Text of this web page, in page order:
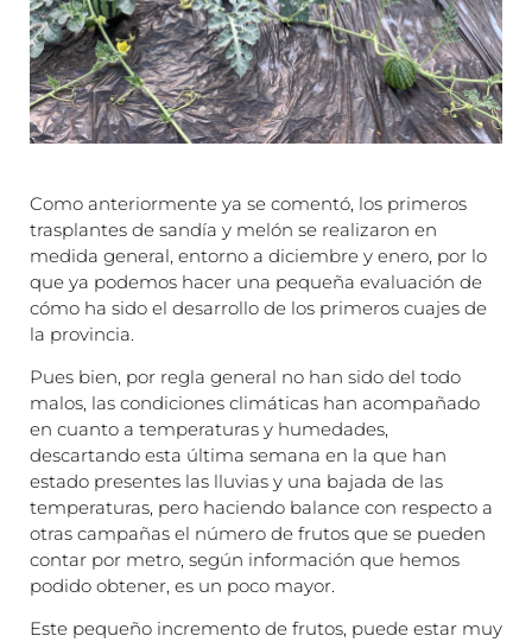
Como anteriormente ya se comentó, los primeros
trasplantes de sandía y melón se realizaron en
medida general, entorno a diciembre y enero, por lo
que ya podemos hacer una pequeña evaluación de
cómo ha sido el desarrollo de los primeros cuajes de
la provincia.
Pues bien, por regla general no han sido del todo
malos, las condiciones climáticas han acompañado
en cuanto a temperaturas y humedades,
descartando esta última semana en la que han
estado presentes las lluvias y una bajada de las
temperaturas, pero haciendo balance con respecto a
otras campañas el número de frutos que se pueden
contar por metro, según información que hemos
podido obtener, es un poco mayor.
Este pequeño incremento de frutos, puede estar muy